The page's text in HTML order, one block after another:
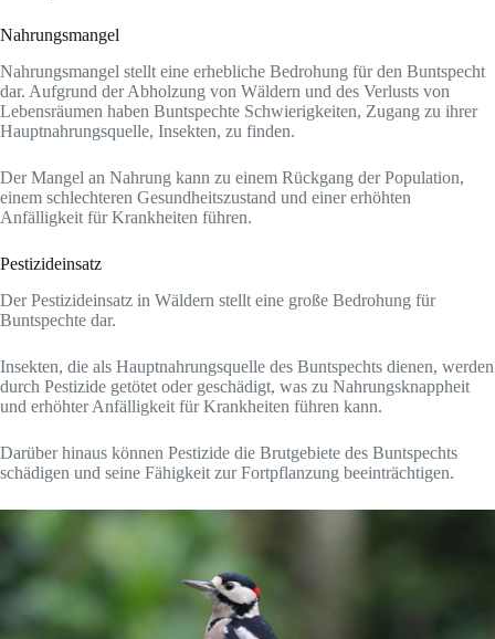
Nahrungsmangel
Nahrungsmangel stellt eine erhebliche Bedrohung für den Buntspecht
dar. Aufgrund der Abholzung von Wäldern und des Verlusts von
Lebensräumen haben Buntspechte Schwierigkeiten, Zugang zu ihrer
Hauptnahrungsquelle, Insekten, zu finden.
Der Mangel an Nahrung kann zu einem Rückgang der Population,
einem schlechteren Gesundheitszustand und einer erhöhten
Anfälligkeit für Krankheiten führen.
Pestizideinsatz
Der Pestizideinsatz in Wäldern stellt eine große Bedrohung für
Buntspechte dar.
Insekten, die als Hauptnahrungsquelle des Buntspechts dienen, werden
durch Pestizide getötet oder geschädigt, was zu Nahrungsknappheit
und erhöhter Anfälligkeit für Krankheiten führen kann.
Darüber hinaus können Pestizide die Brutgebiete des Buntspechts
schädigen und seine Fähigkeit zur Fortpflanzung beeinträchtigen.